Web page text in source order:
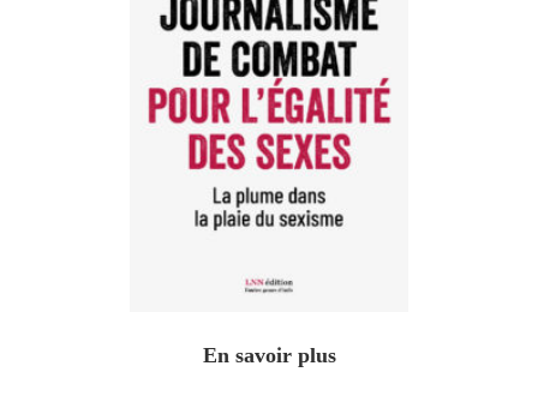
En savoir plus